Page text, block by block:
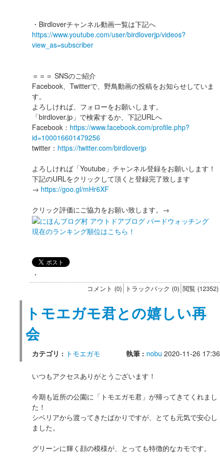
・Birdloverチャンネル動画一覧は下記へ
https://www.youtube.com/user/birdloverjp/videos?
view_as=subscriber
＝＝＝ SNSのご紹介
Facebook、Twitterで、野鳥動画の投稿をお知らせしていま
す。
よろしければ、フォローをお願いします。
「birdlover.jp」で検索するか、下記URLへ
Facebook： https://www.facebook.com/profile.php?
id=100016601479256
twitter： https://twitter.com/birdloverjp
よろしければ「Youtube」チャンネル登録をお願いします！
下記のURLをクリックして頂くと登録完了致します
→ https://goo.gl/mHr6XF
クリック評価にご協力をお願い致します。→
現在のランキング順位はこちら！
・
コメント (0) トラックバック (0) 閲覧 (12352)
トモエガモ君との嬉しい再
会
カテゴリ : トモエガモ 執筆 : nobu 2020-11-26 17:36
いつもアクセスありがとうございます！
今期も近所の公園に「トモエガモ君」が帰ってきてくれまし
た！
シベリアから渡ってきたばかりですが、とても元気で安心し
ました。
グリーンに輝く顔の模様が、とっても特徴的なカモです。